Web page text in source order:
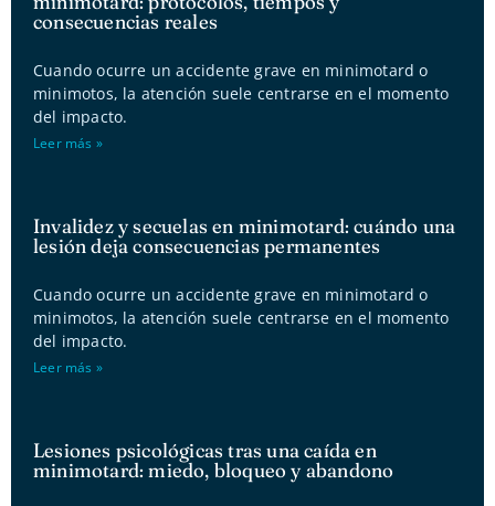
consecuencias reales
Cuando ocurre un accidente grave en minimotard o
minimotos, la atención suele centrarse en el momento
del impacto.
Leer más »
Invalidez y secuelas en minimotard: cuándo una
lesión deja consecuencias permanentes
Cuando ocurre un accidente grave en minimotard o
minimotos, la atención suele centrarse en el momento
del impacto.
Leer más »
Lesiones psicológicas tras una caída en
minimotard: miedo, bloqueo y abandono